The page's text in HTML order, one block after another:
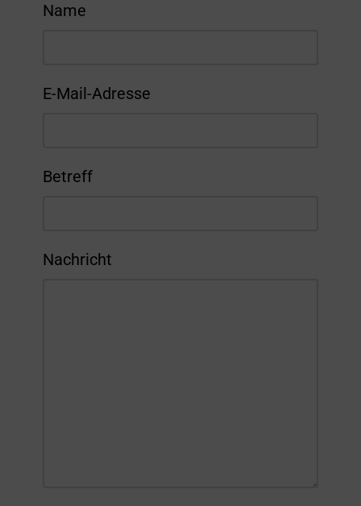
Name
Bitte lasse dieses Feld leer.
E-Mail-Adresse
Betreff
Nachricht